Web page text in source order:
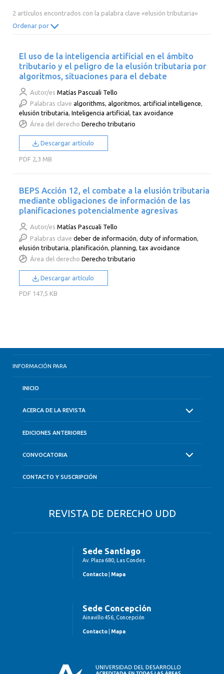
2002 2001 2000
2 artículos encontrados con la palabra clave «elusión tributaria»
Ordenar por
El uso de la inteligencia artificial en el ámbito
tributario y el peligro de la elusión tributaria por
algoritmos, situaciones para el debate
Autor/es Matías Pascuali Tello
Palabras clave algorithms,algoritmos,artificial intelligence,
elusión tributaria,Inteligencia artificial,tax avoidance
Área del derecho Derecho tributario
Descargar artículo
PDF 2,3 MB
BEPS Acción 12, el combate a la elusión tributaria
mediante obligaciones de información de las
planificaciones potencialmente agresivas
Autor/es Matías Pascuali Tello
Palabras clave deber de información ,duty of information
elusión tributaria ,planificación ,planning ,tax avoidance
Área del derecho Derecho tributario
Descargar artículo
PDF 147,5 KB
INFORMACIÓN PARA
INICIO
ACERCA DE LA REVISTA
EDICIONES ANTERIORES
CONVOCATORIA
CONTACTO Y SUSCRIPCIÓN
REVISTA DE DERECHO UDD
Sede Santiago
Av. Plaza 680, Las Condes
Contacto Mapa
Sede Concepción
Ainavillo 456, Concepción
Contacto Mapa